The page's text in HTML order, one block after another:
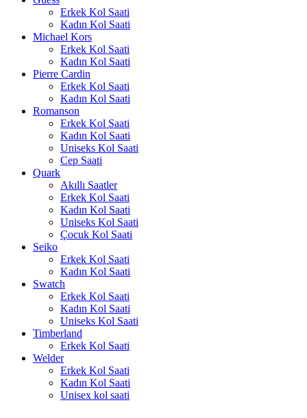
Erkek Kol Saati
Kadın Kol Saati
Michael Kors
Erkek Kol Saati
Kadın Kol Saati
Pierre Cardin
Erkek Kol Saati
Kadın Kol Saati
Romanson
Erkek Kol Saati
Kadın Kol Saati
Uniseks Kol Saati
Cep Saati
Quark
Akıllı Saatler
Erkek Kol Saati
Kadın Kol Saati
Uniseks Kol Saati
Çocuk Kol Saati
Seiko
Erkek Kol Saati
Kadın Kol Saati
Swatch
Erkek Kol Saati
Kadın Kol Saati
Uniseks Kol Saati
Timberland
Erkek Kol Saati
Welder
Erkek Kol Saati
Kadın Kol Saati
Unisex kol saati